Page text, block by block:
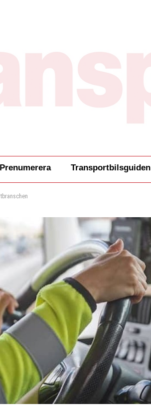
Prenumerera Transportbilsguiden